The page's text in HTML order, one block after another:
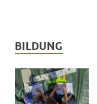
BILDUNG